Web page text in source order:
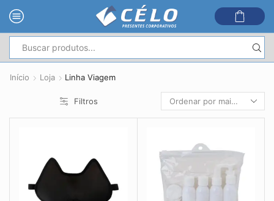
de
Início Loja Linha Viagem
Filtros